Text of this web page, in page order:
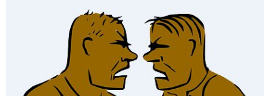
ONLINE KÉPZÉSEK
TERVEZÉSI SEGÉDLETEK